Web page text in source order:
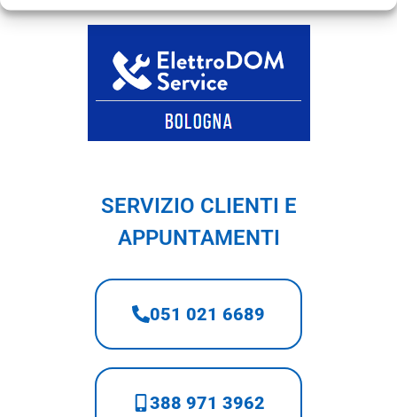
SERVIZIO CLIENTI E
APPUNTAMENTI
051 021 6689
388 971 3962